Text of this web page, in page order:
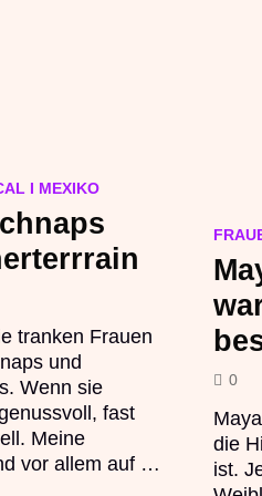
I MEXIKO
tranken Frauen
und
Wenn sie
fast
Meine
vor allem auf …
0
die
ist.